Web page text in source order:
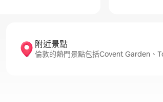
附近景點
倫敦的熱門景點包括Covent Garden、